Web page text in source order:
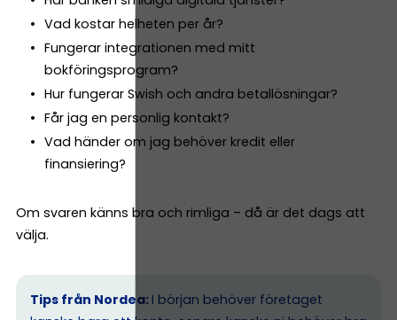
Vad kostar helheten per år?
Fungerar integrationen med mitt
bokföringsprogram?
Hur fungerar Swish och andra betallösningar?
Får jag en personlig kontakt?
Vad händer om jag behöver kredit eller
finansiering?
Om svaren känns bra och rimliga – då är det dags att
välja.
Tips från Nordea: I början behöver företaget